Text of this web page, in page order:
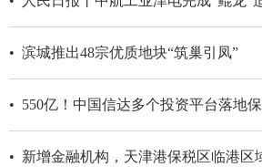
• 滨城推出48宗优质地块“筑巢引凤”
• 550亿！中国信达多个投资平台落地
• 新增金融机构，天津港保税区临港区